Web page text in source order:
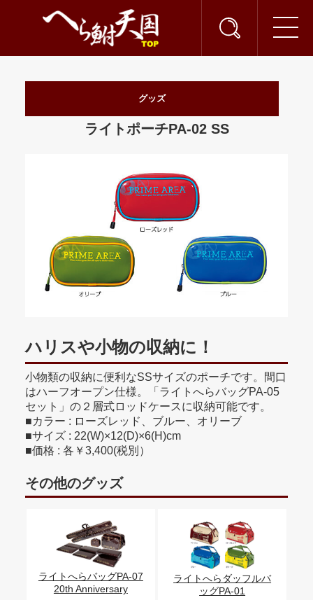
グッズ
ライトポーチPA-02 SS
ハリスや小物の収納に！
小物類の収納に便利なSSサイズのポーチです。間口
はハーフオープン仕様。「ライトへらバッグPA-05
セット」の２層式ロッドケースに収納可能です。
■カラー : ローズレッド、ブルー、オリーブ
■サイズ : 22(W)×12(D)×6(H)cm
■価格 : 各￥3,400(税別）
その他のグッズ
ライトへらバッグPA-07
20th Anniversary
ライトへらダッフルバ
ッグPA-01